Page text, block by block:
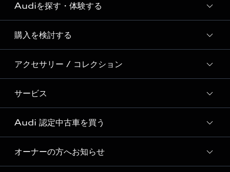
Audi ブランド
Story of Progress
Audi Sport
Formula 1®
デジタルサービス
Audiを探す・体験する
ディーラー検索
新車在庫検索
試乗車・展示車検索
見積り依頼
試乗予約
購入を検討する
モデル一覧
特別仕様モデル / 限定モデル
e-tronラインアップ
価格シミュレーション
車両比較
アクセサリー / コレクション
純正アクセサリー
オンラインショップ
Audi collection
アウディナビアプリ
サービス
サービス入庫予約
サービスプログラム
メンテナンス
Audi 認定中古車を買う
Audi認定中古車
オーナーの方へお知らせ